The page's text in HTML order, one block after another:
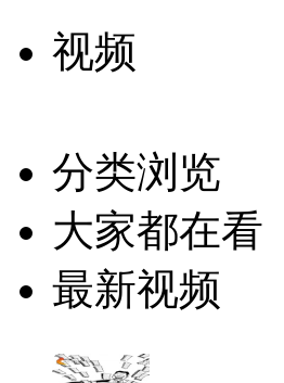
视频
分类浏览
大家都在看
最新视频